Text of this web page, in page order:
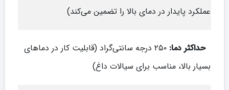
عملکرد پایدار در دمای بالا را تضمین می‌کند)
حداکثر دما:
۲۵۰ درجه سانتی‌گراد (قابلیت کار در دماهای
بسیار بالا، مناسب برای سیالات داغ)